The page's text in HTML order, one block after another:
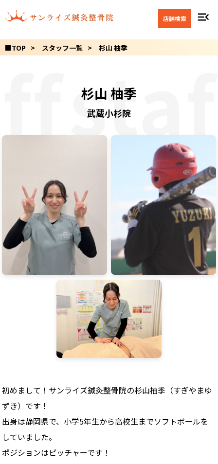
店舗検索 menu_open
■TOP スタッフ一覧 杉山 柚季
杉山 柚季
武蔵小杉院
初めまして！サンライズ鍼灸整骨院の杉山柚季（すぎやまゆ
ずき）です！
出身は静岡県で、小学5年生から高校生までソフトボールを
していました。
ポジションはピッチャーです！